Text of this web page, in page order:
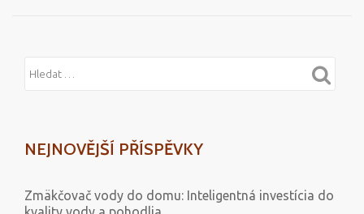
NEJNOVĚJŠÍ PŘÍSPĚVKY
Zmäkčovač vody do domu: Inteligentná investícia do